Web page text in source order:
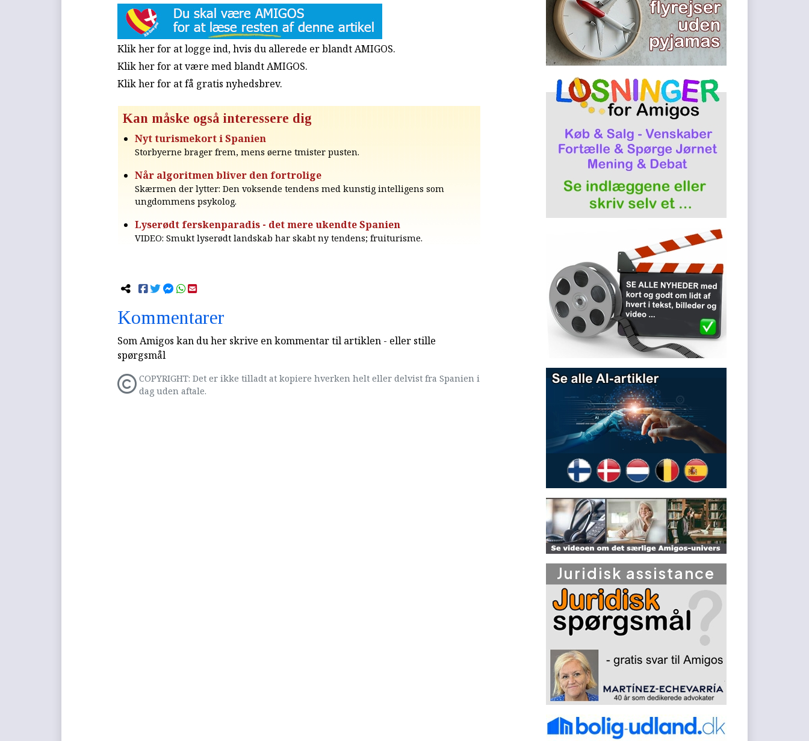
Klik her for at logge ind, hvis du allerede er blandt AMIGOS.
Klik her for at være med blandt AMIGOS.
Klik her for at få gratis nyhedsbrev.
Kan måske også interessere dig
Nyt turismekort i Spanien
Storbyerne brager frem, mens øerne tmister pusten.
Når algoritmen bliver den fortrolige
Skærmen der lytter: Den voksende tendens med kunstig intelligens som
ungdommens psykolog.
Lyserødt ferskenparadis - det mere ukendte Spanien
VIDEO: Smukt lyserødt landskab har skabt ny tendens; fruiturisme.
Kommentarer
Som Amigos kan du her skrive en kommentar til artiklen - eller stille
spørgsmål
COPYRIGHT: Det er ikke tilladt at kopiere hverken helt eller delvist fra Spanien i
dag uden aftale.